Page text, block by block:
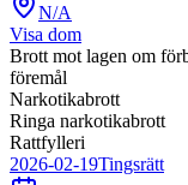
N/A
Visa dom
Brott mot lagen om
föremål
Narkotikabrott
Ringa narkotikabrott
Rattfylleri
2026-02-19Tingsrätt